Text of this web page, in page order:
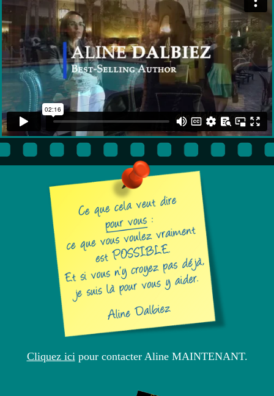
Cliquez ici pour contacter Aline MAINTENANT.